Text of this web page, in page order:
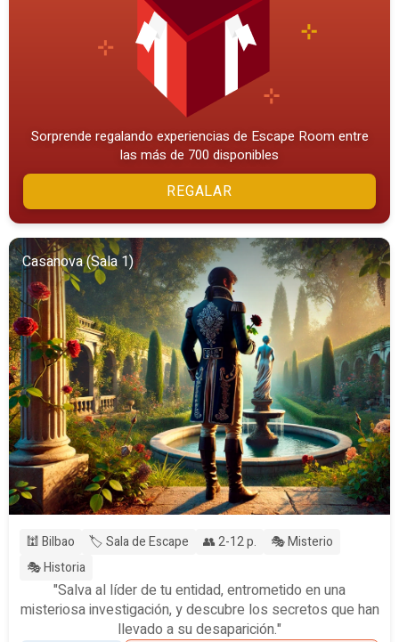
Sorprende regalando experiencias de Escape Room entre
las más de 700 disponibles
REGALAR
Casanova (Sala 1)
🕍 Bilbao 🏷️ Sala de Escape 👥 2-12 p.
🎭 Misterio
🎭 Historia
"Salva al líder de tu entidad, entrometido en una
misteriosa investigación, y descubre los secretos que han
llevado a su desaparición."